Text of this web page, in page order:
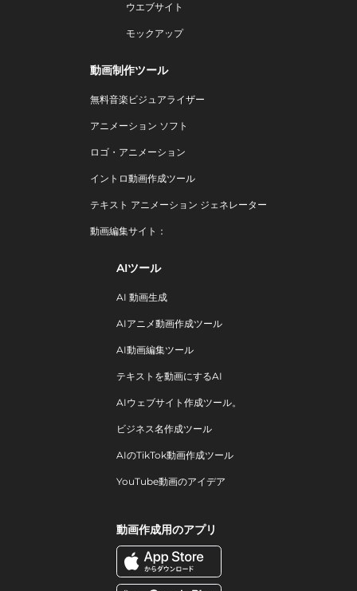
ウエブサイト
モックアップ
動画制作ツール
無料音楽ビジュアライザー
アニメーション ソフト
ロゴ・アニメーション
イントロ動画作成ツール
テキスト アニメーション ジェネレーター
動画編集サイト：
AIツール
AI 動画生成
AIアニメ動画作成ツール
AI動画編集ツール
テキストを動画にするAI
AIウェブサイト作成ツール。
ビジネス名作成ツール
AIのTikTok動画作成ツール
YouTube動画のアイデア
動画作成用のアプリ